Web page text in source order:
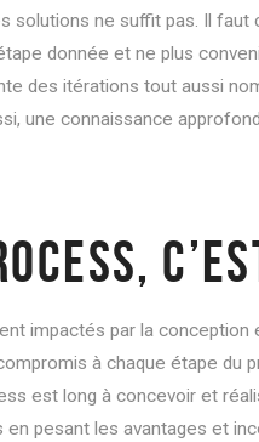
solutions ne suffit pas. Il
donnée et ne plus
des itérations tout aussi
une connaissance
impactés par la
à chaque étape du
est long à concevoir et
pesant les avantages et